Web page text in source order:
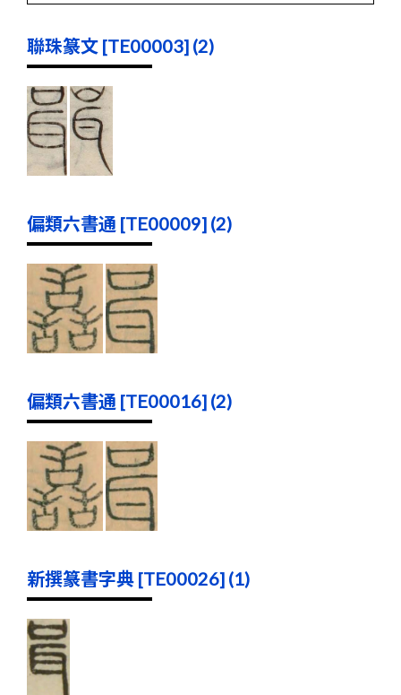
聯珠篆文 [TE00003] (2)
偏類六書通 [TE00009] (2)
偏類六書通 [TE00016] (2)
新撰篆書字典 [TE00026] (1)